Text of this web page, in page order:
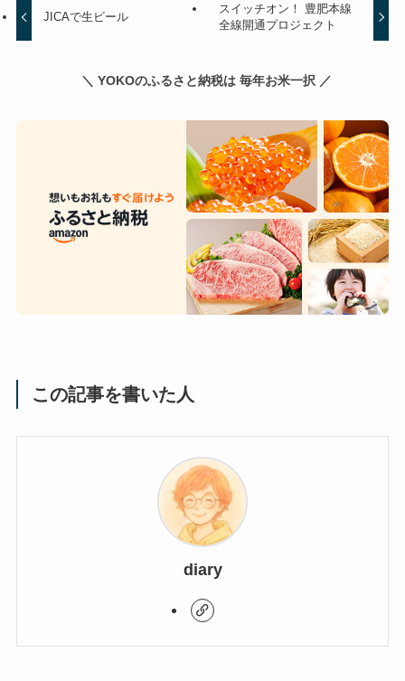
JICAで生ビール
スイッチオン！ 豊肥本線
全線開通プロジェクト
＼ YOKOのふるさと納税は 毎年お米一択 ／
この記事を書いた人
diary